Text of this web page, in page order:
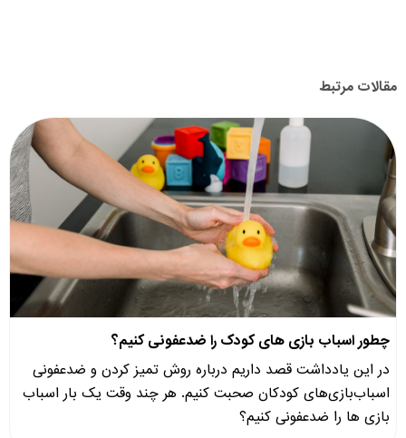
مقالات مرتبط
چطور اسباب‌ بازی های کودک را ضدعفونی کنیم؟
در این یادداشت قصد داریم درباره روش تمیز کردن و ضدعفونی
اسباب‌بازی‌های کودکان صحبت کنیم. هر چند وقت یک بار اسباب
بازی ها را ضدعفونی کنیم؟